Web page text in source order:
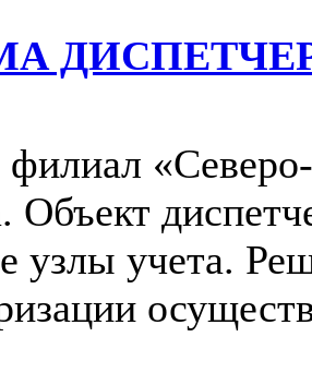
филиал
Объект
узлы учета.